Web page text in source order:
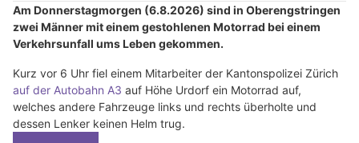
Am Donnerstagmorgen (6.8.2026) sind in Oberengstringen
zwei Männer mit einem gestohlenen Motorrad bei einem
Verkehrsunfall ums Leben gekommen.
Kurz vor 6 Uhr fiel einem Mitarbeiter der Kantonspolizei Zürich
auf der Autobahn A3 auf Höhe Urdorf ein Motorrad auf,
welches andere Fahrzeuge links und rechts überholte und
dessen Lenker keinen Helm trug.